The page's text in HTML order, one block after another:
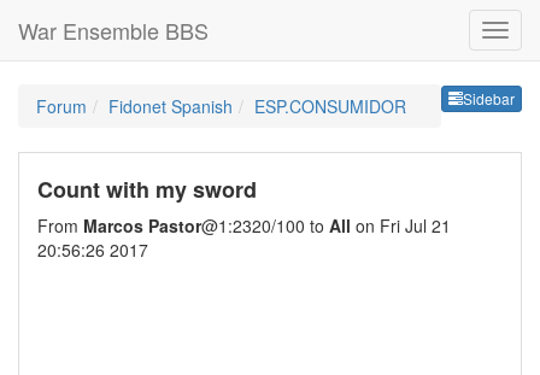
War Ensemble BBS
Sidebar
Forum Fidonet Spanish ESP.CONSUMIDOR
Count with my sword
From Marcos Pastor@1:2320/100 to All on Fri Jul 21
20:56:26 2017